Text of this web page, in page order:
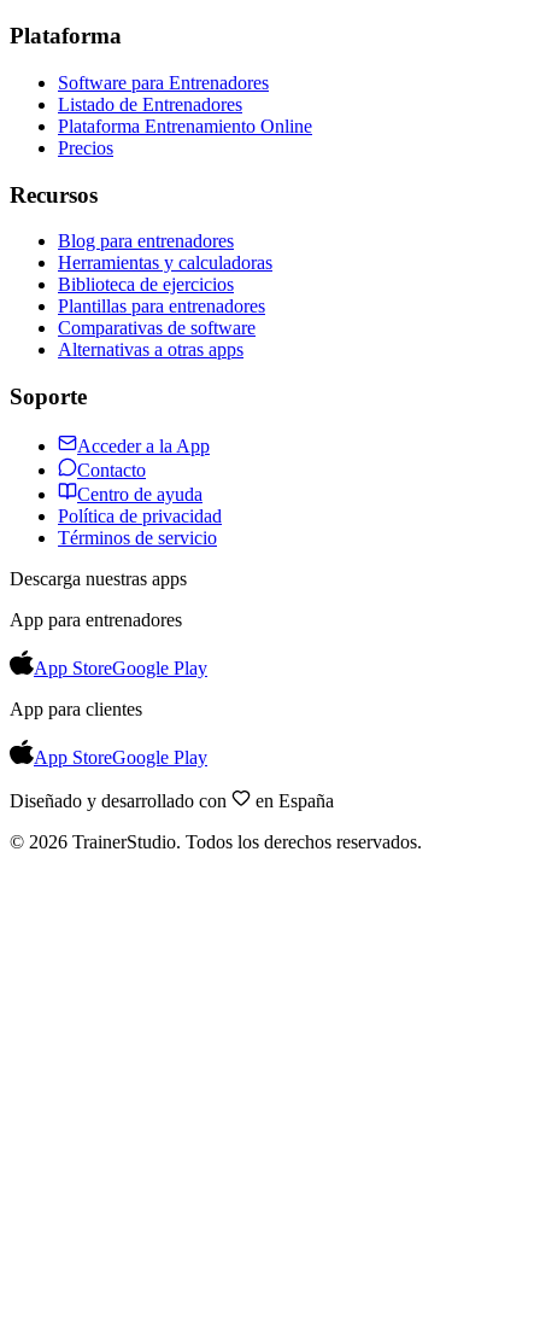
Plataforma
Software para Entrenadores
Listado de Entrenadores
Plataforma Entrenamiento Online
Precios
Recursos
Blog para entrenadores
Herramientas y calculadoras
Biblioteca de ejercicios
Plantillas para entrenadores
Comparativas de software
Alternativas a otras apps
Soporte
Acceder a la App
Contacto
Centro de ayuda
Política de privacidad
Términos de servicio
Descarga nuestras apps
App para entrenadores
App StoreGoogle Play
App para clientes
App StoreGoogle Play
Diseñado y desarrollado con
en España
© 2026 TrainerStudio. Todos los derechos reservados.